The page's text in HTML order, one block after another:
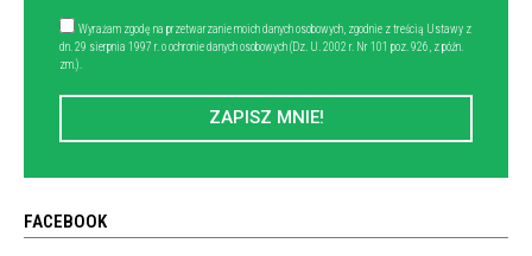
Wyrażam zgodę na przetwarzanie moich danych osobowych, zgodnie z treścią Ustawy z
dn. 29 sierpnia 1997 r. o ochronie danych osobowych (Dz. U. 2002 r. Nr 101 poz. 926, z późn.
zm.).
ZAPISZ MNIE!
FACEBOOK